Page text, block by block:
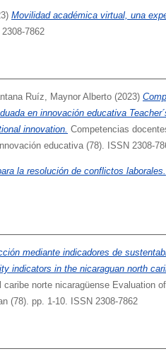
Movilidad académica virtual, una
7862
Ruíz, Maynor Alberto (2023)
en innovación educativa
innovation. Competencias
educativa (78). ISSN 2308-
la resolución de conflictos laborales.
mediante indicadores de
indicators in the nicaraguan north
norte nicaragüense Evaluation
(78). pp. 1-10. ISSN 2308-7862